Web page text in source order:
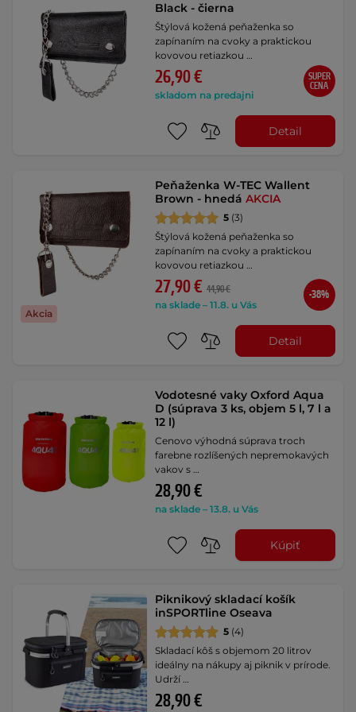
Black - čierna
Štýlová kožená peňaženka so
zapínaním na cvoky a praktickou
kovovou retiazkou …
26,90 €
skladom na predajni
SUPER
CENA
Detail
Akcia
Peňaženka W-TEC Wallent
Brown - hnedáAKCIA
5 (3)
Štýlová kožená peňaženka so
zapínaním na cvoky a praktickou
kovovou retiazkou …
27,90 € 44,90 €
na sklade – 11.8. u Vás
-38%
Detail
Vodotesné vaky Oxford Aqua
D (súprava 3 ks, objem 5 l, 7 l a
12 l)
Cenovo výhodná súprava troch
farebne rozlíšených nepremokavých
vakov s …
28,90 €
na sklade – 13.8. u Vás
Kúpiť
Piknikový skladací košík
inSPORTline Oseava
5 (4)
Skladací kôš s objemom 20 litrov
ideálny na nákupy aj piknik v prírode.
Udrží …
28,90 €